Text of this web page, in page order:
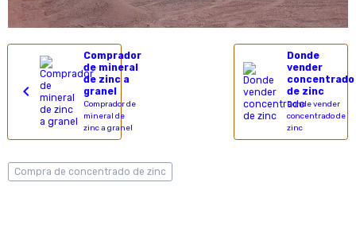
Comprador
de mineral
de zinc a
granel
Comprador de
mineral de
zinc a granel
Donde
vender
concentrado
de zinc
Donde vender
concentrado de
zinc
Compra de concentrado de zinc